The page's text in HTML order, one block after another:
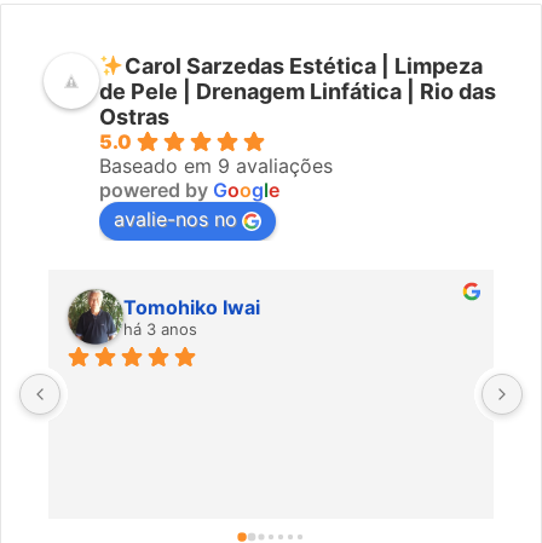
Carol Sarzedas Estética | Limpeza
de Pele | Drenagem Linfática | Rio das
Ostras
5.0
Baseado em 9 avaliações
powered by Google
avalie-nos no
Tomohiko Iwai
há 3 anos